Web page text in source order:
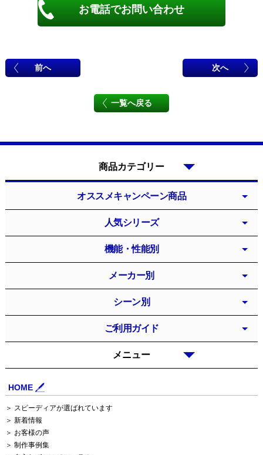
お電話でお問い合わせ
前へ 次へ
一覧へ戻る
HOME
＞ スピーディアが選ばれています
＞ 新着情報
＞ お客様の声
＞ 制作事例集
メニュー
オススメキャンペーン商品
人気シリーズ
機能・性能別
メーカー別
シーン別
ご利用ガイド
商品カテゴリー